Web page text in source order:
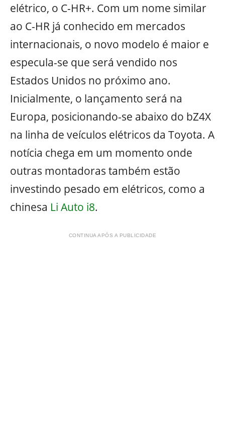
elétrico, o C-HR+. Com um nome similar
ao C-HR já conhecido em mercados
internacionais, o novo modelo é maior e
especula-se que será vendido nos
Estados Unidos no próximo ano.
Inicialmente, o lançamento será na
Europa, posicionando-se abaixo do bZ4X
na linha de veículos elétricos da Toyota. A
notícia chega em um momento onde
outras montadoras também estão
investindo pesado em elétricos, como a
chinesa Li Auto i8.
CONTINUA APÓS A PUBLICIDADE